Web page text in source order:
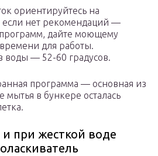
ориентируйтесь на
нет рекомендаций —
дайте моющему
времени для работы.
воды — 52-60 градусов.
программа — основная из
мытья в бункере осталась
и при жесткой воде